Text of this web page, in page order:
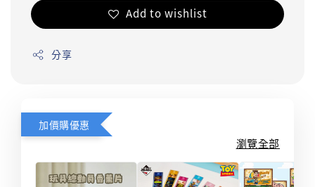
Add to wishlist
分享
加價購優惠
瀏覽全部